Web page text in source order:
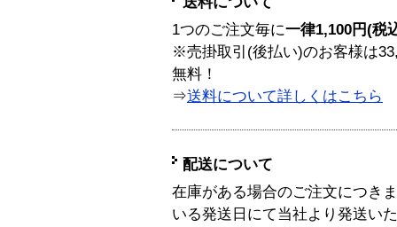
1つのご注文毎に一律1,100円(税
※売掛取引(後払い)のお客様は
無料！
⇒送料について詳しくはこちら
配送について
在庫がある場合のご注文につき
いる発送日にて当社より発送い